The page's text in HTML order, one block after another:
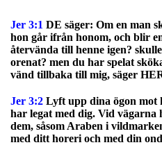
Jer 3:1 DE säger: Om en man
hon går ifrån honom, och blir
återvända till henne igen?
orenat? men du har spelat
vänd tillbaka till mig, säger
Jer 3:2 Lyft upp dina ögon mot
har legat med dig. Vid vägarna
dem, såsom Araben i
med ditt horeri och med din